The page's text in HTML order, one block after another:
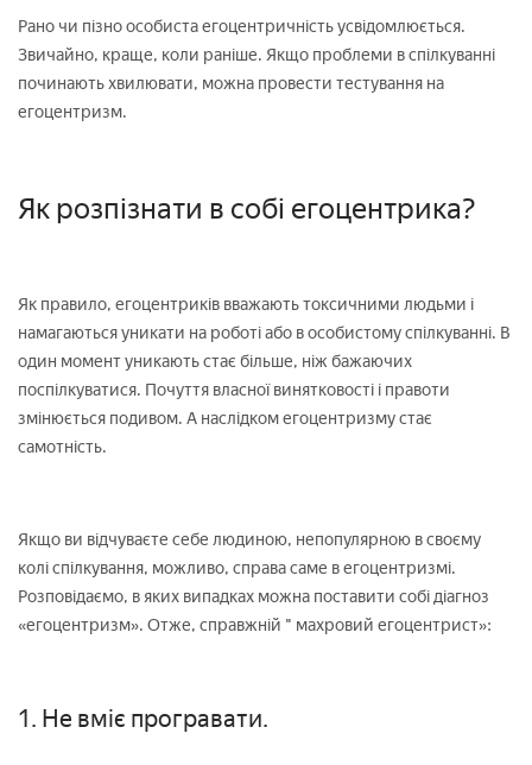
Рано чи пізно особиста егоцентричність усвідомлюється.
Звичайно, краще, коли раніше. Якщо проблеми в спілкуванні
починають хвилювати, можна провести тестування на
егоцентризм.
Як розпізнати в собі егоцентрика?
Як правило, егоцентриків вважають токсичними людьми і
намагаються уникати на роботі або в особистому спілкуванні. В
один момент уникають стає більше, ніж бажаючих
поспілкуватися. Почуття власної винятковості і правоти
змінюється подивом. А наслідком егоцентризму стає
самотність.
Якщо ви відчуваєте себе людиною, непопулярною в своєму
колі спілкування, можливо, справа саме в егоцентризмі.
Розповідаємо, в яких випадках можна поставити собі діагноз
«егоцентризм». Отже, справжній " махровий егоцентрист»:
1. Не вміє програвати.